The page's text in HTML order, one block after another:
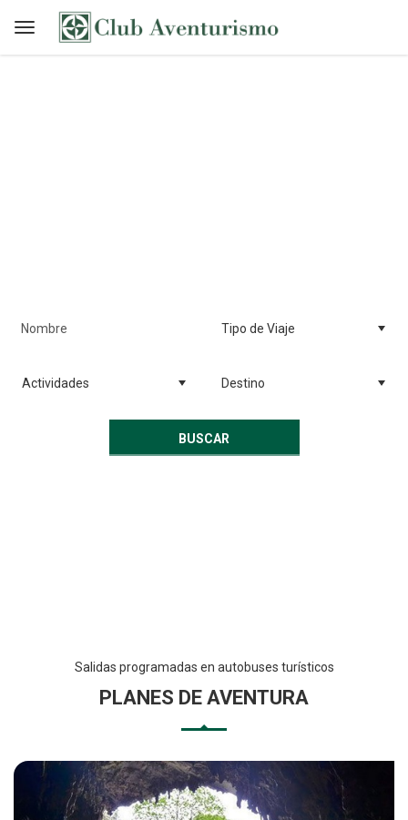
BUSCAR
Salidas programadas en autobuses turísticos
PLANES DE AVENTURA